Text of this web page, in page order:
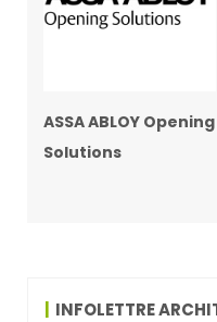
ASSA ABLOY Opening
Solutions
INFOLETTRE